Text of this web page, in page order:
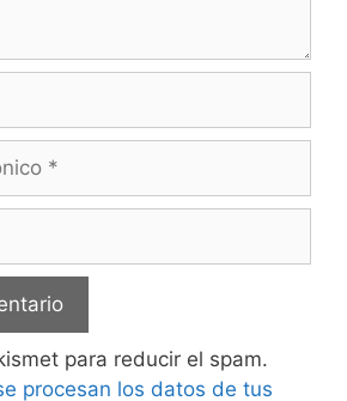
para reducir el spam.
procesan los datos de tus